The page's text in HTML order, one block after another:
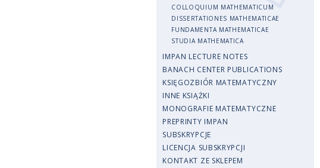
COLLOQUIUM MATHEMATICUM
DISSERTATIONES MATHEMATICAE
FUNDAMENTA MATHEMATICAE
STUDIA MATHEMATICA
IMPAN LECTURE NOTES
BANACH CENTER PUBLICATIONS
KSIĘGOZBIÓR MATEMATYCZNY
INNE KSIĄŻKI
MONOGRAFIE MATEMATYCZNE
PREPRINTY IMPAN
SUBSKRYPCJE
LICENCJA SUBSKRYPCJI
KONTAKT ZE SKLEPEM